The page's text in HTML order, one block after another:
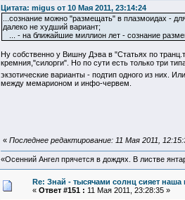
Цитата: migus от 10 Мая 2011, 23:14:24
...сознание можно "размещать" в плазмоидах -
далеко не худший вариант;
... - на ближайшие миллион лет - сознание
Ну собственно у Вишну Дэва в "Статьях по
кремния,"силорги". Но по сути есть только три
экзотические варианты - подтип одного из них.
между мемарионом и инфо-червем.
« Последнее редактирование: 11 Мая 2011,
«Осенний Ангел прячется в дождях. В листве
Re: Знай - тысячами солнц сияет наша
« Ответ #151 : 11 Мая 2011, 23:28:35 »